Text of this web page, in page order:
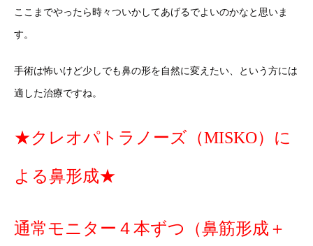
ここまでやったら時々ついかしてあげるでよいのかなと思いま
す。
手術は怖いけど少しでも鼻の形を自然に変えたい、という方には
適した治療ですね。
★クレオパトラノーズ（MISKO）に
よる鼻形成★
通常モニター４本ずつ（鼻筋形成＋